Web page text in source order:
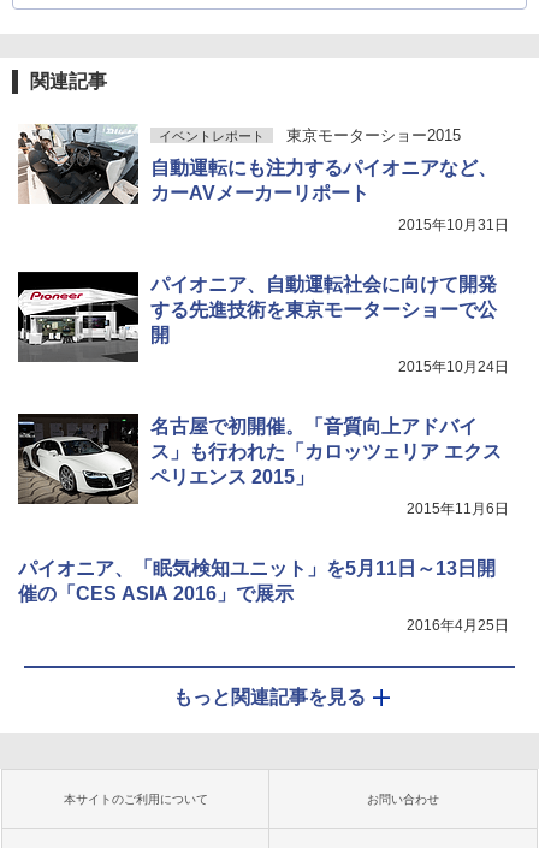
関連記事
イベントレポート 東京モーターショー2015
自動運転にも注力するパイオニアなど、
カーAVメーカーリポート
2015年10月31日
パイオニア、自動運転社会に向けて開発
する先進技術を東京モーターショーで公
開
2015年10月24日
名古屋で初開催。「音質向上アドバイ
ス」も行われた「カロッツェリア エクス
ペリエンス 2015」
2015年11月6日
パイオニア、「眠気検知ユニット」を5月11日～13日開
催の「CES ASIA 2016」で展示
2016年4月25日
もっと関連記事を見る
本サイトのご利用について お問い合わせ